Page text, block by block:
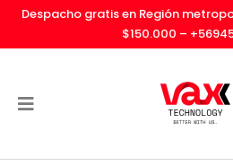
Despacho gratis en Región
$150.000 –